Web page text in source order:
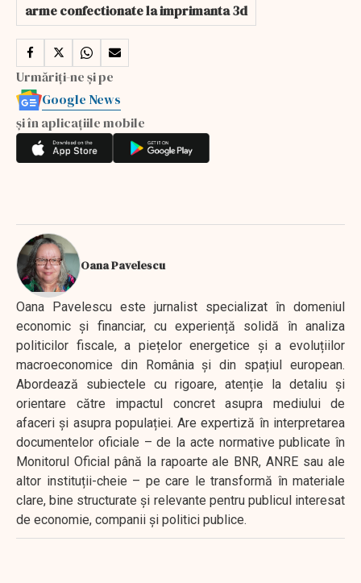
arme confectionate la imprimanta 3d
Urmăriți-ne și pe
Google News
și în aplicațiile mobile
Oana Pavelescu
Oana Pavelescu este jurnalist specializat în domeniul
economic și financiar, cu experiență solidă în analiza
politicilor fiscale, a piețelor energetice și a evoluțiilor
macroeconomice din România și din spațiul european.
Abordează subiectele cu rigoare, atenție la detaliu și
orientare către impactul concret asupra mediului de
afaceri și asupra populației. Are expertiză în interpretarea
documentelor oficiale – de la acte normative publicate în
Monitorul Oficial până la rapoarte ale BNR, ANRE sau ale
altor instituții-cheie – pe care le transformă în materiale
clare, bine structurate și relevante pentru publicul interesat
de economie, companii și politici publice.